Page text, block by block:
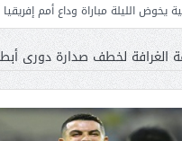
وداع أمم إفريقيا أمام نيجيريا
الغرافة لخطف صدارة دورى